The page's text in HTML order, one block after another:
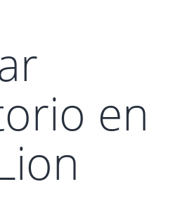
en